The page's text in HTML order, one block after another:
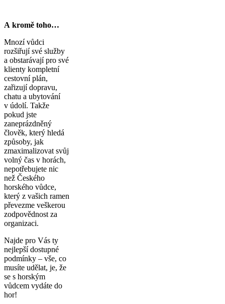
A kromě toho…
Mnozí vůdci
rozšiřují své služby
a obstarávají pro své
klienty kompletní
cestovní plán,
zařizují dopravu,
chatu a ubytování
v údolí. Takže
pokud jste
zaneprázdněný
člověk, který hledá
způsoby, jak
zmaximalizovat svůj
volný čas v horách,
nepotřebujete nic
než Českého
horského vůdce,
který z vašich ramen
převezme veškerou
zodpovědnost za
organizaci.
Najde pro Vás ty
nejlepší dostupné
podmínky – vše, co
musíte udělat, je, že
se s horským
vůdcem vydáte do
hor!